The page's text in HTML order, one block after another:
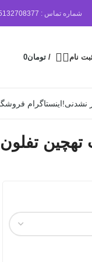
شماره تماس :
نام / تومان0
نشدنی!اینستاگرام
تهچین تفلون